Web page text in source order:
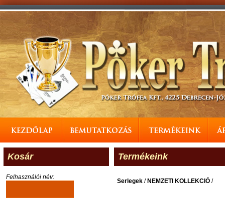
Kosár
Felhasználói név:
Termékeink
Serlegek / NEMZETI KOLLEKCIÓ /